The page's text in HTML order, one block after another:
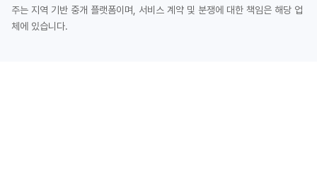
주는 지역 기반 중개 플랫폼이며, 서비스 계약 및 분쟁에 대한 책임은 해당 업
체에 있습니다.